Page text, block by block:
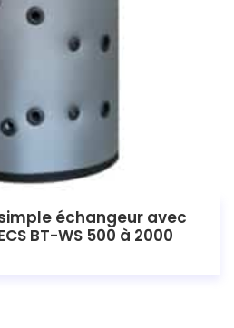
échangeur avec
BT-WS 500 à 2000